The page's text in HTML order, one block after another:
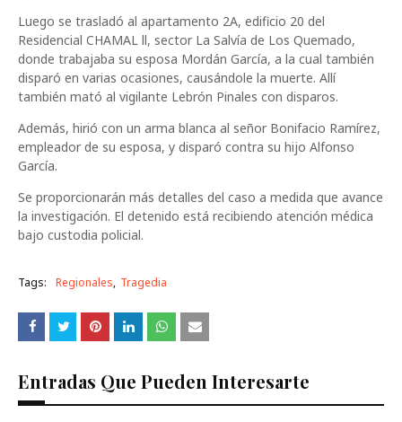
Luego se trasladó al apartamento 2A, edificio 20 del
Residencial CHAMAL ll, sector La Salvía de Los Quemado,
donde trabajaba su esposa Mordán García, a la cual también
disparó en varias ocasiones, causándole la muerte. Allí
también mató al vigilante Lebrón Pinales con disparos.
Además, hirió con un arma blanca al señor Bonifacio Ramírez,
empleador de su esposa, y disparó contra su hijo Alfonso
García.
Se proporcionarán más detalles del caso a medida que avance
la investigación. El detenido está recibiendo atención médica
bajo custodia policial.
Tags: Regionales Tragedia
Entradas Que Pueden Interesarte